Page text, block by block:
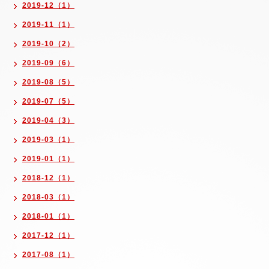
2019-12（1）
2019-11（1）
2019-10（2）
2019-09（6）
2019-08（5）
2019-07（5）
2019-04（3）
2019-03（1）
2019-01（1）
2018-12（1）
2018-03（1）
2018-01（1）
2017-12（1）
2017-08（1）